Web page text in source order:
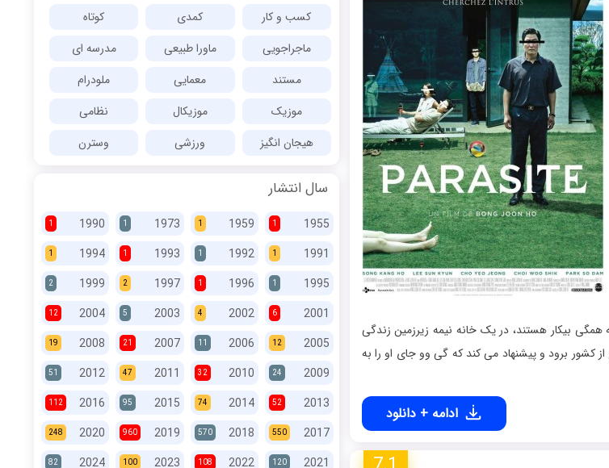
همگی بیکار هستند، در یک خانه نیمه زیرزمین زندگی
برود و پیشنهاد می کند که گی وو جای او را به
ادامه + دانلود
کسب و کار
کمدی
کوتاه
ماجراجویی
ماورا طبیعی
مدرسه ای
مستند
معمایی
ملودرام
موزیک
موزیکال
نظامی
هیجان انگیز
ورزشی وسترن
سال انتشار
1955
1
1959
1
1973
1
1990
1
1991
1
1992
1
1993
1
1994
1
1995
1
1996
1
1997
2
1999
2
2001
6
2002
4
2003
5
2004
12
2005
12
2006
11
2007
21
2008
19
2009
24
2010
32
2011
47
2012
51
2013
52
2014
74
2015
95
2016
112
2017
550
2018
570
2019
960
2020
248
2021
120
2022
108
2023
100
2024
82